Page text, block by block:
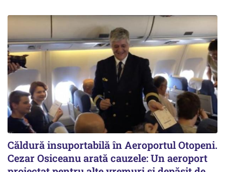
Căldură insuportabilă în Aeroportul Otopeni.
Cezar Osiceanu arată cauzele: Un aeroport